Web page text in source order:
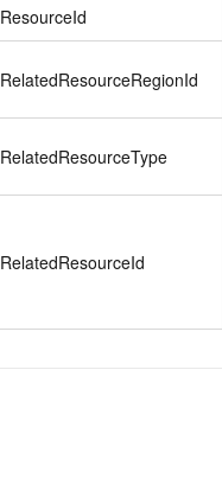
ResourceId
RelatedResourceRegionId
RelatedResourceType
RelatedResourceId